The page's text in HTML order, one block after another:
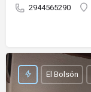
2944565290
El Bolsón